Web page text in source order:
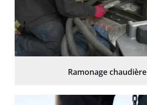
Ramonage chaudière